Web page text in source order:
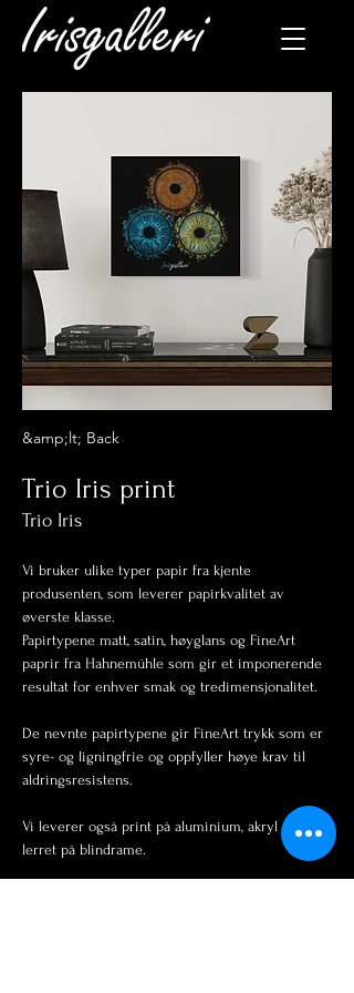
&amp;lt; Back
Trio Iris print
Trio Iris
Vi bruker ulike typer papir fra kjente
produsenten, som leverer papirkvalitet av
øverste klasse.
Papirtypene matt, satin, høyglans og FineArt
paprir fra Hahnemühle som gir et imponerende
resultat for enhver smak og tredimensjonalitet.
De nevnte papirtypene gir FineArt trykk som er
syre- og ligningfrie og oppfyller høye krav til
aldringsresistens.
Vi leverer også print på aluminium, akryl og
lerret på blindrame.